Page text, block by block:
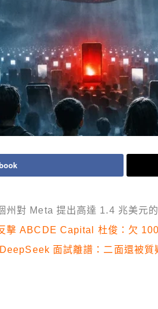
州對 Meta 提出高達 1.4 兆美元
擊 ABCDE Capital 杜俊：欠
面試離譜：二面還被質